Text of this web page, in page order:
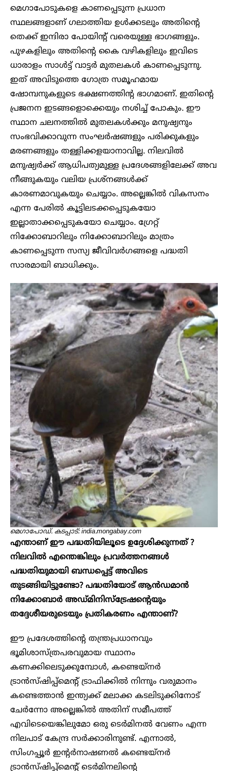
മെഗാപോടുകളെ കാണപ്പെടുന്ന പ്രധാന
സ്ഥലങ്ങളാണ് ഗലാത്തിയ ഉൾക്കടലും അതിന്റെ
തെക്ക് ഇന്ദിരാ പോയിന്റ് വരെയുള്ള ഭാഗങ്ങളും.
പുഴകളിലും അതിന്റെ കൈ വഴികളിലും ഇവിടെ
ധാരാളം സാൾട്ട് വാട്ടർ മുതലകൾ കാണപ്പെടുന്നു.
ഇത് അവിടുത്തെ ​ഗോത്ര സമൂഹമായ
ഷോമ്പനുകളുടെ ഭക്ഷണത്തിന്റ ഭാഗമാണ്. ഇതിന്റെ
പ്രജനന ഇടങ്ങളൊക്കെയും നശിച്ച് പോകും. ഈ
സ്ഥാന ചലനത്തിൽ മുതലകൾക്കും മനുഷ്യനും
സംഭവിക്കാവുന്ന സംഘർഷങ്ങളും പരിക്കുകളും
മരണങ്ങളും തള്ളിക്കളയാനാവില്ല. നിലവിൽ
മനുഷ്യർക്ക് ആധിപത്യമുള്ള പ്രദേശങ്ങളിലേക്ക് അവ
നീങ്ങുകയും വലിയ പ്രശ്നങ്ങൾക്ക്
കാരണമാവുകയും ചെയ്യാം. അല്ലെങ്കിൽ വികസനം
എന്ന പേരിൽ കൂട്ടിലടക്കപ്പെടുകയോ
ഇല്ലാതാക്കപ്പെടുകയോ ചെയ്യാം. ഗ്രേറ്റ്
നിക്കോബാറിലും നിക്കോബാറിലും മാത്രം
കാണപ്പെടുന്ന സസ്യ ജീവിവർഗങ്ങളെ പദ്ധതി
സാരമായി ബാധിക്കും.
മെ​ഗാപോഡ്. കടപ്പാട്: india.mongabay.com
എന്താണ് ഈ പദ്ധതിയിലൂടെ ഉദ്ദേശിക്കുന്നത് ?
നിലവിൽ എന്തെങ്കിലും പ്രവർത്തനങ്ങൾ
പദ്ധതിയുമായി ബന്ധപ്പെട്ട് അവിടെ
തുടങ്ങിയിട്ടുണ്ടോ? പദ്ധതിയോട് ആൻഡമാൻ
നിക്കോബാർ അഡ്മിനിസ്ട്രേഷന്റെയും
തദ്ദേശീയരുടെയും പ്രതികരണം എന്താണ്?
ഈ പ്രദേശത്തിന്റെ തന്ത്രപ്രധാനവും
ഭൂമിശാസ്ത്രപരവുമായ സ്ഥാനം
കണക്കിലെടുക്കുമ്പോൾ, കണ്ടെയ്നർ
ട്രാൻസ്ഷിപ്പ്മെന്റ് ട്രാഫിക്കിൽ നിന്നും വരുമാനം
കണ്ടെത്താൻ ഇന്ത്യക്ക് മലാക്ക കടലിടുക്കിനോട്
ചേർന്നോ അല്ലെങ്കിൽ അതിന് സമീപത്ത്
എവിടെയെങ്കിലുമോ ഒരു ടെർമിനൽ വേണം എന്ന
നിലപാട് കേന്ദ്ര സർക്കാരിനുണ്ട്. എന്നാൽ,
സിംഗപ്പൂർ ഇന്റർനാഷണൽ കണ്ടെയ്‌നർ
ട്രാൻസ്‌ഷിപ്പ്‌മെന്റ് ടെർമിനലിന്റെ